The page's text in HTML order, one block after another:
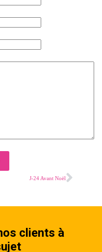
J-24 Avant Noël